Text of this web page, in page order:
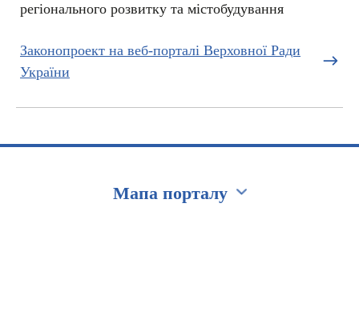
регіонального розвитку та містобудування
Законопроект на веб-порталі Верховної Ради
України
Мапа порталу